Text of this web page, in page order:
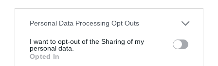
Please note that this website/app uses one or more Google
not limited to your visit or usage behaviour. You may click to
grant or deny consent to Google and its third-party tags to
use your data for below specified purposes in below Google
Personal Data Processing Opt Outs
I want to opt-out of the Sharing of my
personal data.
Opted In
10.08.2026 | 11:00
Χαλκίδα: Γιατί φωτίστηκε στα
μωβ- ροζ το δημαρχείο στην
παραλία
10.08.2026 | 10:40